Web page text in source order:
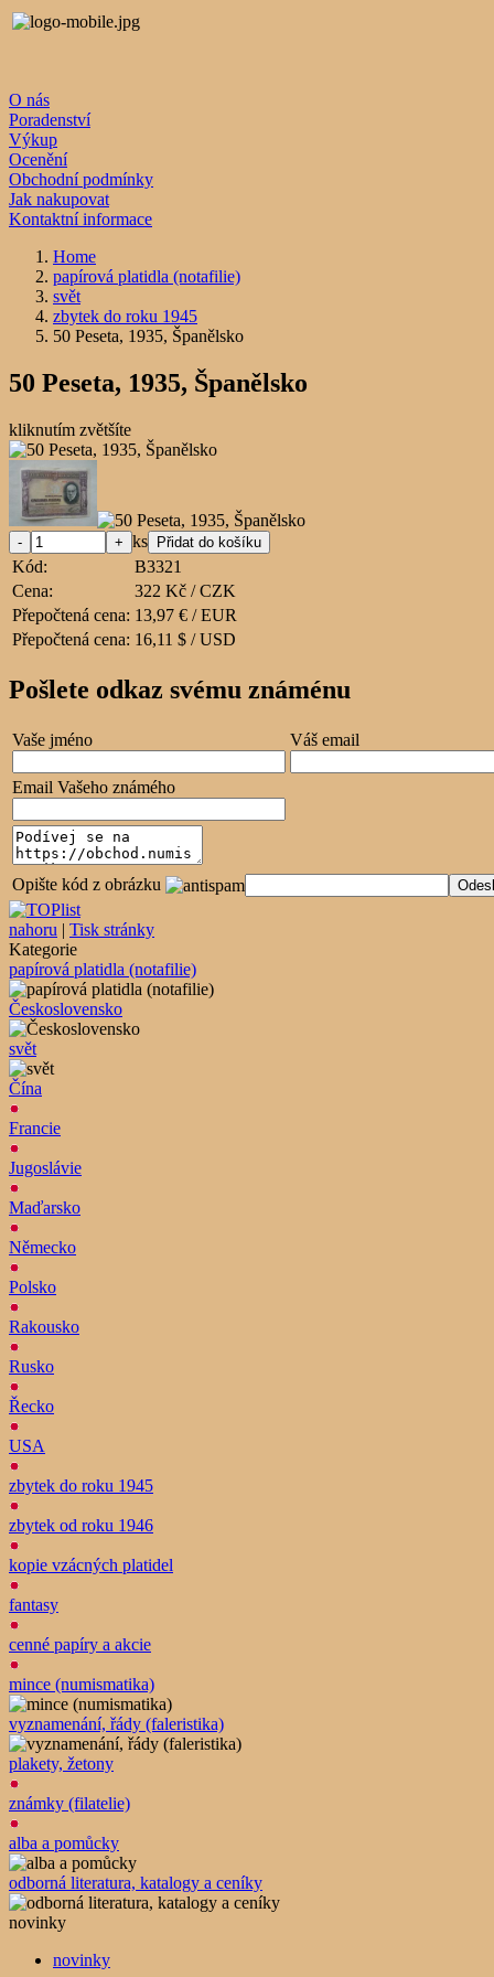
O nás
Poradenství
Výkup
Ocenění
Obchodní podmínky
Jak nakupovat
Kontaktní informace
Home
papírová platidla (notafilie)
svět
zbytek do roku 1945
50 Peseta, 1935, Španělsko
50 Peseta, 1935, Španělsko
kliknutím zvětšíte
ks
Kód:
B3321
Cena:
322 Kč / CZK
Přepočtená cena: 13,97 € / EUR
Přepočtená cena: 16,11 $ / USD
Pošlete odkaz svému známénu
Vaše jméno Váš email
Email Vašeho známého
Opište kód z obrázku
nahoru | Tisk stránky
Kategorie
papírová platidla (notafilie)
Československo
svět
Čína
Francie
Jugoslávie
Maďarsko
Německo
Polsko
Rakousko
Rusko
Řecko
USA
zbytek do roku 1945
zbytek od roku 1946
kopie vzácných platidel
fantasy
cenné papíry a akcie
mince (numismatika)
vyznamenání, řády (faleristika)
plakety, žetony
známky (filatelie)
alba a pomůcky
odborná literatura, katalogy a ceníky
novinky
novinky